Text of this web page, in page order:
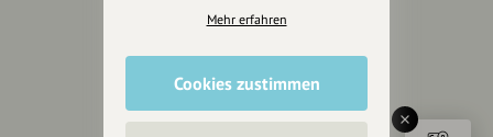
Rechtliches
Datenschutz
Mehr erfahren
Cookies zustimmen